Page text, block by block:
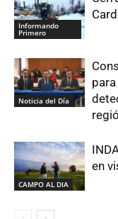
Informando
Primero
Noticia del Día
CAMPO AL DIA
en